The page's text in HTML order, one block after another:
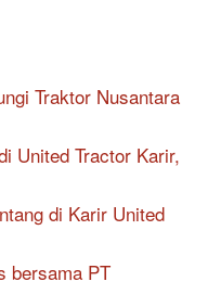
Traktor Nusantara
United Tractor Karir,
di Karir United
bersama PT